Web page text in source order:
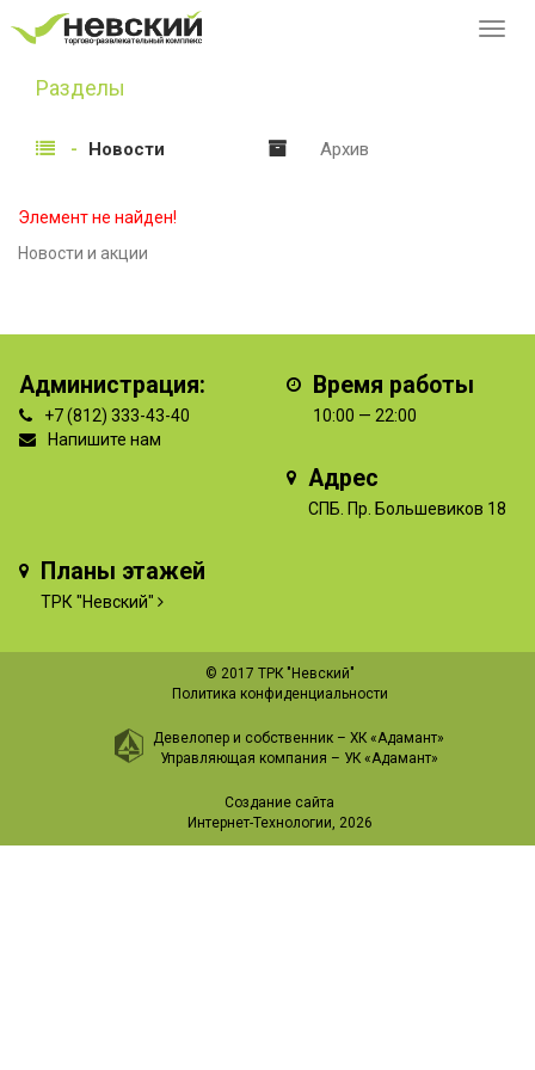
Разделы
Новости Архив
Элемент не найден!
Новости и акции
Администрация:
+7 (812) 333-43-40
Напишите нам
Время работы
10:00 — 22:00
Адрес
СПБ. Пр. Большевиков 18
Планы этажей
ТРК "Невский"
© 2017 ТРК "Невский"
Политика конфиденциальности
Девелопер и собственник – ХК «Адамант»
Управляющая компания – УК «Адамант»
Создание сайта
Интернет-Технологии, 2026